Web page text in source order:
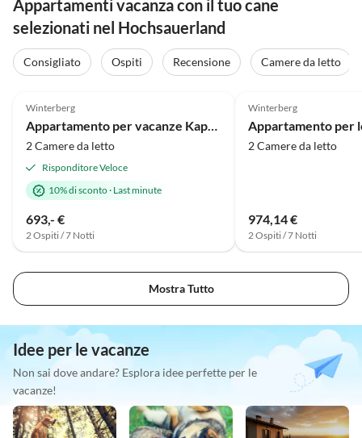
Appartamenti vacanza con il tuo cane
selezionati nel Hochsauerland
Consigliato Ospiti Recensione Camere da letto
virtuale
Winterberg
2 Camere da letto
Risponditore Veloce
10% di sconto· Last minute
693,- €
2 Ospiti / 7 Notti
Winterberg
2 Camere da letto
974,14 €
2 Ospiti / 7 Notti
Mostra Tutto
Idee per le vacanze
Non sai dove andare? Esplora idee perfette per le
vacanze!